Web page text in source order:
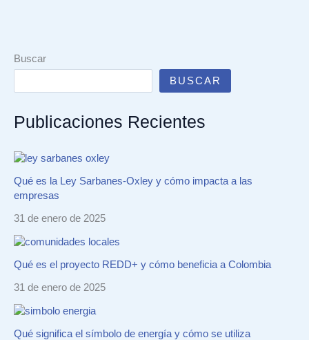
Buscar
BUSCAR
Publicaciones Recientes
Qué es la Ley Sarbanes-Oxley y cómo impacta a las
empresas
31 de enero de 2025
Qué es el proyecto REDD+ y cómo beneficia a Colombia
31 de enero de 2025
Qué significa el símbolo de energía y cómo se utiliza